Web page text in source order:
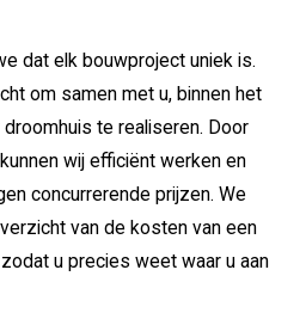
dat elk bouwproject uniek is.
om samen met u, binnen het
te realiseren. Door
wij efficiënt werken en
concurrerende prijzen. We
van de kosten van een
u precies weet waar u aan